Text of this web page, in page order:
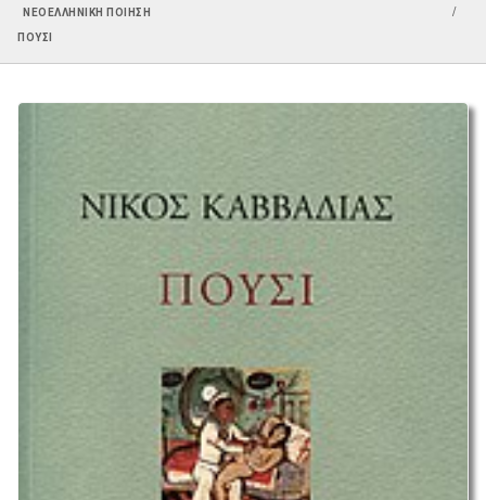
ΝΕΟΕΛΛΗΝΙΚΉ ΠΟΊΗΣΗ
ΠΟΎΣΙ